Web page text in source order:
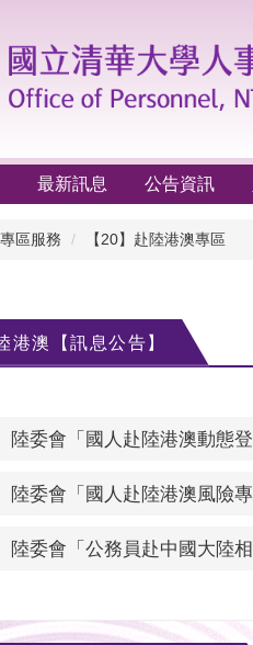
最新訊息 公告資訊
專區服務 【20】赴陸港澳專區
港澳【訊息公告】
陸委會「國人赴陸港澳動態登
陸委會「國人赴陸港澳風險專
陸委會「公務員赴中國大陸相